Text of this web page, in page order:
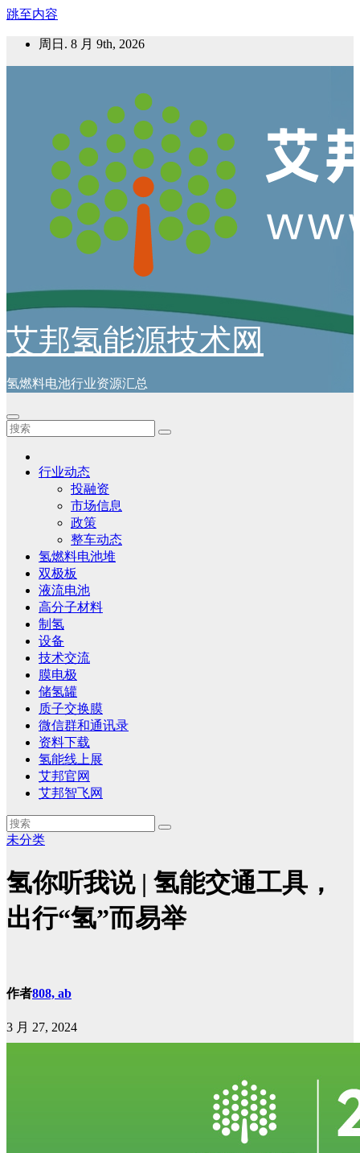
跳至内容
周日. 8 月 9th, 2026
艾邦氢能源技术网
氢燃料电池行业资源汇总
行业动态
投融资
市场信息
政策
整车动态
氢燃料电池堆
双极板
液流电池
高分子材料
制氢
设备
技术交流
膜电极
储氢罐
质子交换膜
微信群和通讯录
资料下载
氢能线上展
艾邦官网
艾邦智飞网
未分类
氢你听我说 | 氢能交通工具，
出行“氢”而易举
作者808, ab
3 月 27, 2024